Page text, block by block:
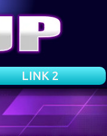
LINK 2